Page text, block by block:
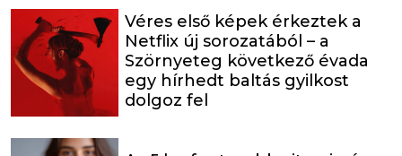
Véres első képek érkeztek a
Netflix új sorozatából – a
Szörnyeteg következő évada
egy hírhedt baltás gyilkost
dolgoz fel